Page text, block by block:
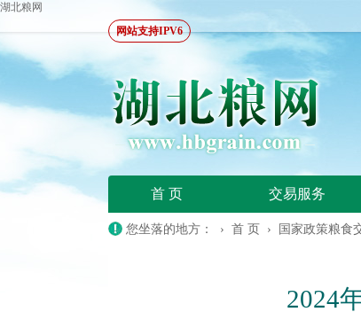
湖北粮网
网站支持IPV6
首 页 交易服务
您坐落的地方： › 首 页 › 国家政策粮食
2024